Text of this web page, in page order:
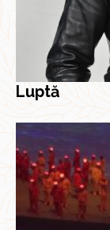
Luptă